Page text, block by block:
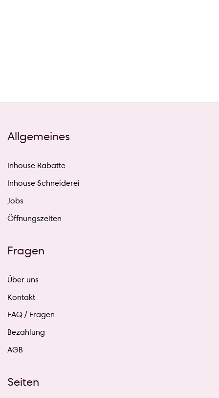
Allgemeines
Inhouse Rabatte
Inhouse Schneiderei
Jobs
Öffnungszeiten
Fragen
Über uns
Kontakt
FAQ / Fragen
Bezahlung
AGB
Seiten